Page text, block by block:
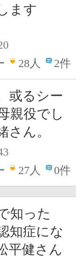
ます
28人 2件
或るシー
親役でし
さん。
27人 0件
知った
知症にな
平健さん